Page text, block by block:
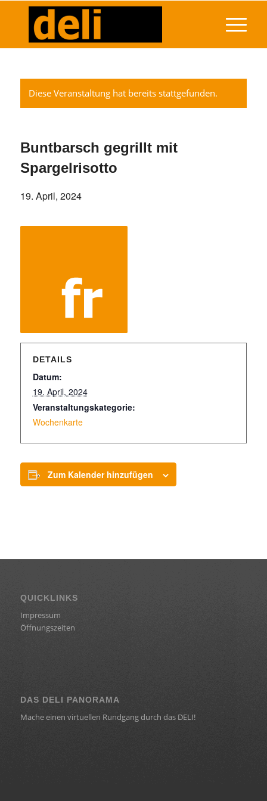
Diese Veranstaltung hat bereits stattgefunden.
Buntbarsch gegrillt mit
Spargelrisotto
19. April, 2024
DETAILS
Datum:
19. April, 2024
Veranstaltungskategorie:
Wochenkarte
Zum Kalender hinzufügen
QUICKLINKS
Impressum
Öffnungszeiten
DAS DELI PANORAMA
Mache einen virtuellen Rundgang durch das DELI!